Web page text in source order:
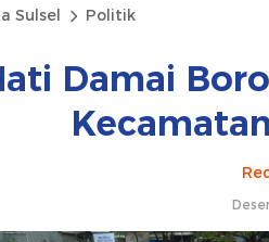
Sulsel Politik
Damai